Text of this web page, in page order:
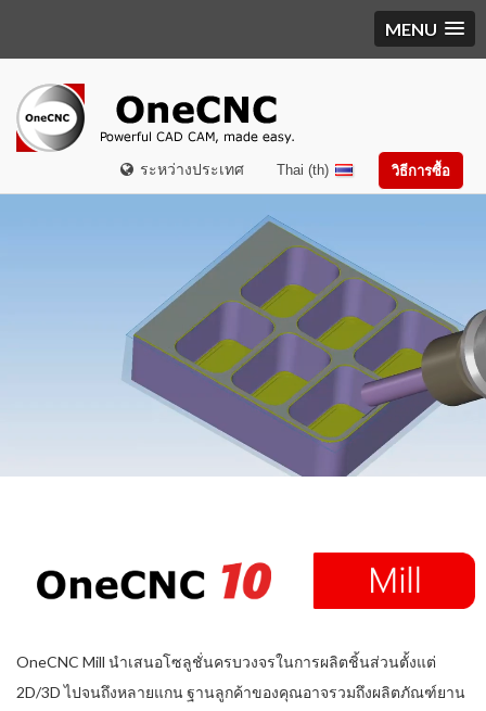
MENU
ระหว่างประเทศ วิธีการซื้อ
Thai (th)
OneCNC Mill นำเสนอโซลูชั่นครบวงจรในการผลิตชิ้นส่วนตั้งแต่
2D/3D ไปจนถึงหลายแกน ฐานลูกค้าของคุณอาจรวมถึงผลิตภัณฑ์ยาน